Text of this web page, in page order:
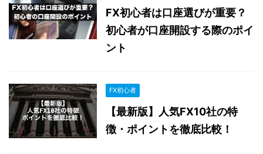
FX初心者は口座選びが重要？
初心者が口座開設する際のポイ
ント
FX初心者
【最新版】人気FX10社の特
徴・ポイントを徹底比較！